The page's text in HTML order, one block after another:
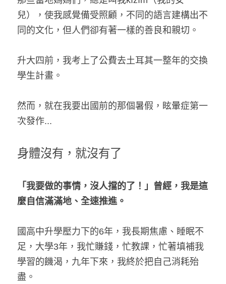
兒），使我感覺備受照顧，不同的語言建構出不
同的文化，但人們卻有著一樣的善良和親切。
升大四前，我考上了公費去土耳其一整年的交換
學生計畫。
然而，就在我要出國前的那個暑假，眩暈症第一
次發作...
身體沒有，就沒有了
「我要做的事情，沒人擋的了！」曾經，我是這
麼自信滿滿地、全速推進。
國高中升學壓力下的6年，我長期焦慮、睡眠不
足，大學3年，我忙賺錢，忙教課，忙著填補我
學習的饑渴，九年下來，我終於把自己消耗殆
盡。